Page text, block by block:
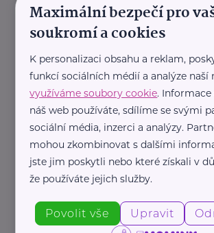
Ministerstvo práce a sociálních
Na Poříčním právu 1/376 Praha 2
https://www.mpsv.cz/
+420 950 191 111
posta@mpsv.cz
Nadační fond pro předčasně
narozené děti
Nadační fond pro předčasně
Maximální bezpečí pro
soukromí a cookies
K personalizaci obsahu a reklam,
funkcí sociálních médií a analýze naší
využíváme soubory cookie.
náš web používáte, sdílíme se svými
sociální média, inzerci a analýzy.
mohou zkombinovat s dalšími
jste jim poskytli nebo které získali v
že používáte jejich služby.
Povolit vše Upravit